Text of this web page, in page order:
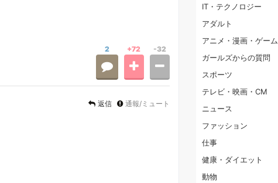
2 +72 -32
返信 通報/ミュート
IT・テクノロジー
アダルト
アニメ・漫画・ゲーム
ガールズからの質問
スポーツ
テレビ・映画・CM
ニュース
ファッション
仕事
健康・ダイエット
動物